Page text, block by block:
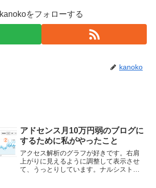
kanokoをフォローする
kanoko
アドセンス月10万円弱のブログに
するために私がやったこと
アクセス解析のグラフが好きです。右肩
上がりに見えるように調整して表示させ
て、うっとりしています。ナルシストで